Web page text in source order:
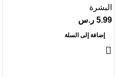
البشرة
5.99 ر.س
إضافة إلى السلة